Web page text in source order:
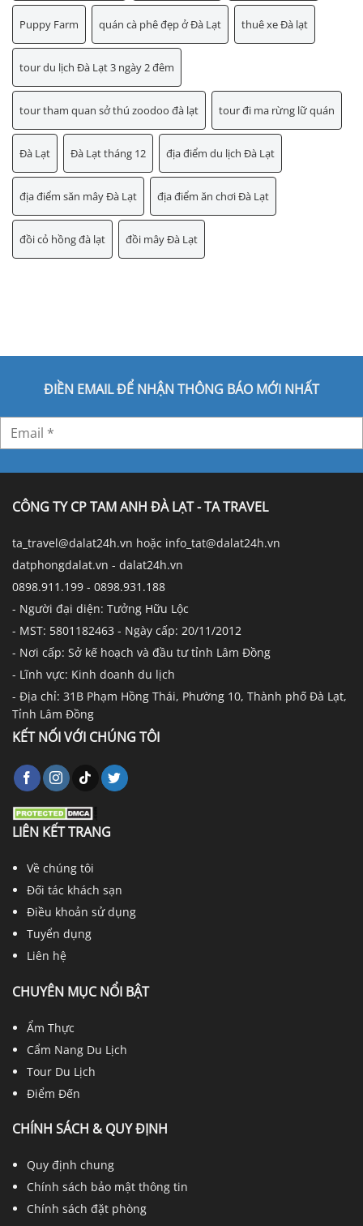
Puppy Farm quán cà phê đẹp ở Đà Lạt thuê xe Đà lạt
tour du lịch Đà Lạt 3 ngày 2 đêm
tour tham quan sở thú zoodoo đà lạt tour đi ma rừng lữ quán
Đà Lạt Đà Lạt tháng 12 địa điểm du lịch Đà Lạt
địa điểm săn mây Đà Lạt địa điểm ăn chơi Đà Lạt
đồi cỏ hồng đà lạt đồi mây Đà Lạt
ĐIỀN EMAIL ĐỂ NHẬN THÔNG BÁO MỚI NHẤT
CÔNG TY CP TAM ANH ĐÀ LẠT - TA TRAVEL
ta_travel@dalat24h.vn hoặc info_tat@dalat24h.vn
datphongdalat.vn - dalat24h.vn
0898.911.199 - 0898.931.188
- Người đại diện: Tưởng Hữu Lộc
- MST: 5801182463 - Ngày cấp: 20/11/2012
- Nơi cấp: Sở kế hoạch và đầu tư tỉnh Lâm Đồng
- Lĩnh vực: Kinh doanh du lịch
- Địa chỉ: 31B Phạm Hồng Thái, Phường 10, Thành phố Đà Lạt,
Tỉnh Lâm Đồng
KẾT NỐI VỚI CHÚNG TÔI
LIÊN KẾT TRANG
Về chúng tôi
Đối tác khách sạn
Điều khoản sử dụng
Tuyển dụng
Liên hệ
CHUYÊN MỤC NỔI BẬT
Ẩm Thực
Cẩm Nang Du Lịch
Tour Du Lịch
Điểm Đến
CHÍNH SÁCH & QUY ĐỊNH
Quy định chung
Chính sách bảo mật thông tin
Chính sách đặt phòng